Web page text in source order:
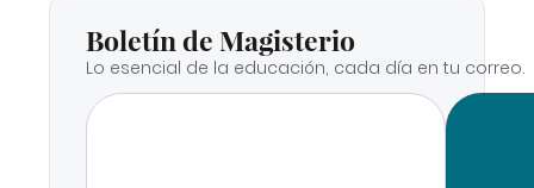
Boletín de Magisterio
Lo esencial de la educación, cada día en tu correo.